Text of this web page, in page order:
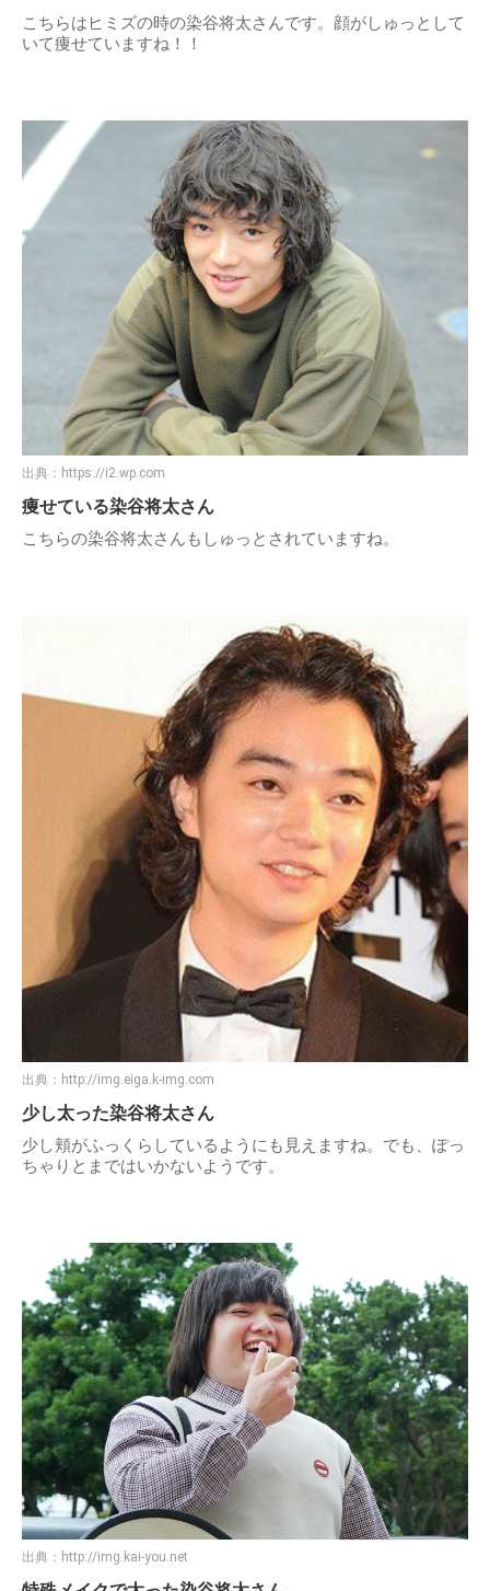
こちらはヒミズの時の染谷将太さんです。顔がしゅっとして
いて痩せていますね！！
出典： https://i2.wp.com
痩せている染谷将太さん
こちらの染谷将太さんもしゅっとされていますね。
出典： http://img.eiga.k-img.com
少し太った染谷将太さん
少し頬がふっくらしているようにも見えますね。でも、ぽっ
ちゃりとまではいかないようです。
出典： http://img.kai-you.net